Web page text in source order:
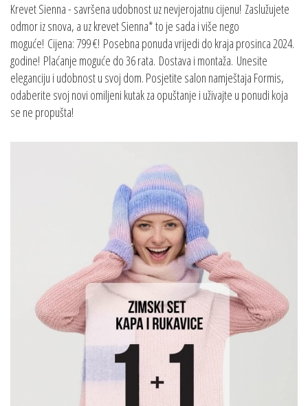
Krevet Sienna - savršena udobnost uz nevjerojatnu cijenu! Zaslužujete
odmor iz snova, a uz krevet Sienna* to je sada i više nego
moguće! Cijena: 799 €! Posebna ponuda vrijedi do kraja prosinca 2024.
godine! Plaćanje moguće do 36 rata. Dostava i montaža. Unesite
eleganciju i udobnost u svoj dom. Posjetite salon namještaja Formis,
odaberite svoj novi omiljeni kutak za opuštanje i uživajte u ponudi koja
se ne propušta!